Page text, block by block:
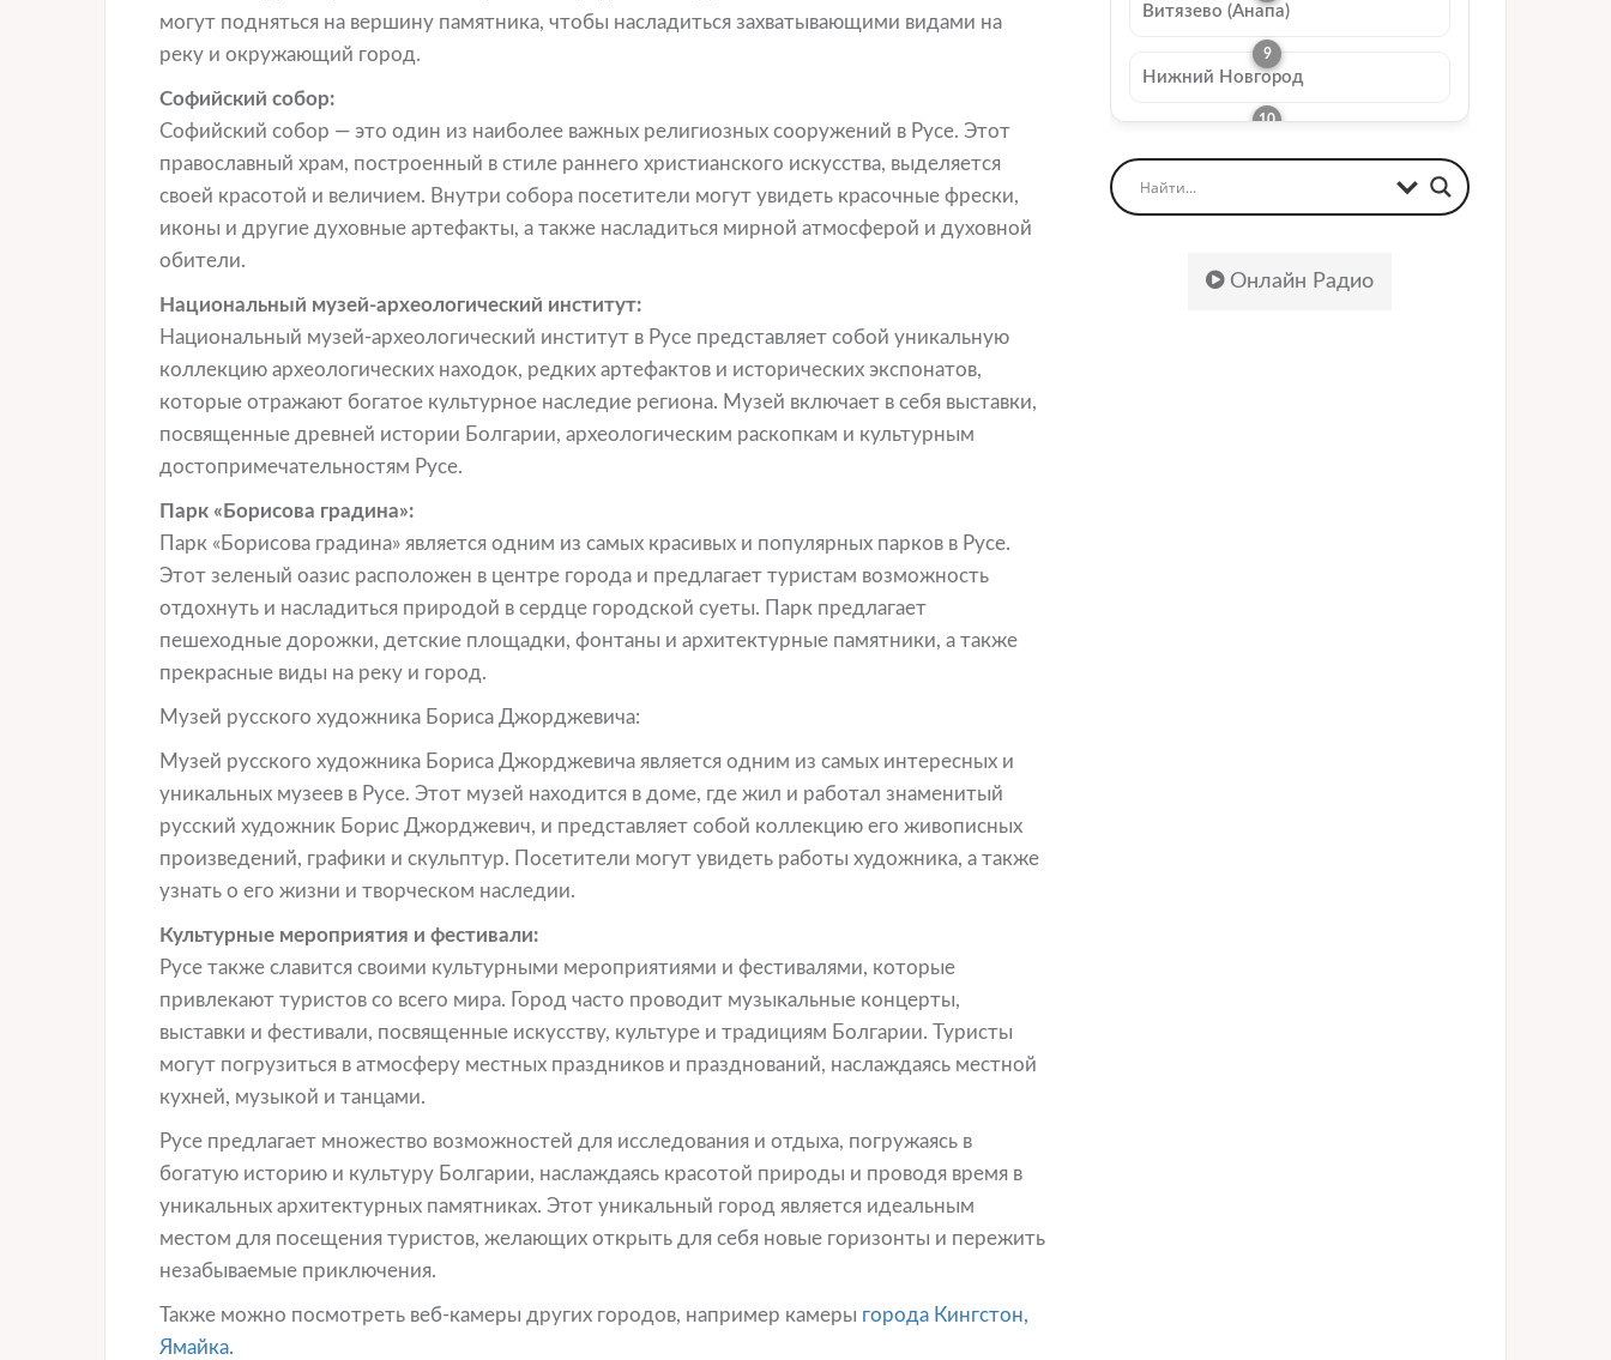
могут подняться на вершину памятника, чтобы насладиться захватывающими видами на
реку и окружающий город.
Софийский собор:
Софийский собор — это один из наиболее важных религиозных сооружений в Русе. Этот
православный храм, построенный в стиле раннего христианского искусства, выделяется
своей красотой и величием. Внутри собора посетители могут увидеть красочные фрески,
иконы и другие духовные артефакты, а также насладиться мирной атмосферой и духовной
обители.
Национальный музей-археологический институт:
Национальный музей-археологический институт в Русе представляет собой уникальную
коллекцию археологических находок, редких артефактов и исторических экспонатов,
которые отражают богатое культурное наследие региона. Музей включает в себя выставки,
посвященные древней истории Болгарии, археологическим раскопкам и культурным
достопримечательностям Русе.
Парк «Борисова градина»:
Парк «Борисова градина» является одним из самых красивых и популярных парков в Русе.
Этот зеленый оазис расположен в центре города и предлагает туристам возможность
отдохнуть и насладиться природой в сердце городской суеты. Парк предлагает
пешеходные дорожки, детские площадки, фонтаны и архитектурные памятники, а также
прекрасные виды на реку и город.
Музей русского художника Бориса Джорджевича:
Музей русского художника Бориса Джорджевича является одним из самых интересных и
уникальных музеев в Русе. Этот музей находится в доме, где жил и работал знаменитый
русский художник Борис Джорджевич, и представляет собой коллекцию его живописных
произведений, графики и скульптур. Посетители могут увидеть работы художника, а также
узнать о его жизни и творческом наследии.
Культурные мероприятия и фестивали:
Русе также славится своими культурными мероприятиями и фестивалями, которые
привлекают туристов со всего мира. Город часто проводит музыкальные концерты,
выставки и фестивали, посвященные искусству, культуре и традициям Болгарии. Туристы
могут погрузиться в атмосферу местных праздников и празднований, наслаждаясь местной
кухней, музыкой и танцами.
Русе предлагает множество возможностей для исследования и отдыха, погружаясь в
богатую историю и культуру Болгарии, наслаждаясь красотой природы и проводя время в
уникальных архитектурных памятниках. Этот уникальный город является идеальным
местом для посещения туристов, желающих открыть для себя новые горизонты и пережить
незабываемые приключения.
Также можно посмотреть веб-камеры других городов, например камеры города Кингстон,
Ямайка.
Витязево (Анапа)
Нижний Новгород
Онлайн Радио